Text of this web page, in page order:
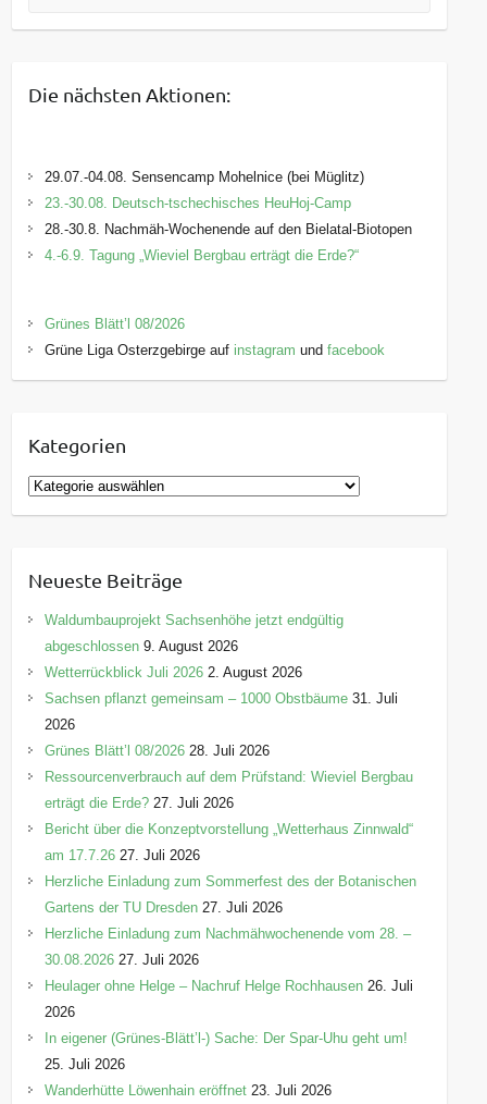
Die nächsten Aktionen:
29.07.-04.08. Sensencamp Mohelnice (bei Müglitz)
23.-30.08. Deutsch-tschechisches HeuHoj-Camp
28.-30.8. Nachmäh-Wochenende auf den Bielatal-Biotopen
4.-6.9. Tagung „Wieviel Bergbau erträgt die Erde?“
Grünes Blätt’l 08/2026
Grüne Liga Osterzgebirge auf instagram undfacebook
Kategorien
K
a
g
o
i
e
Neueste Beiträge
Waldumbauprojekt Sachsenhöhe jetzt endgültig
abgeschlossen 9. August 2026
Wetterrückblick Juli 2026 2. August 2026
Sachsen pflanzt gemeinsam – 1000 Obstbäume 31. Juli
2026
Grünes Blätt’l 08/2026 28. Juli 2026
Ressourcenverbrauch auf dem Prüfstand: Wieviel Bergbau
erträgt die Erde? 27. Juli 2026
Bericht über die Konzeptvorstellung „Wetterhaus Zinnwald“
am 17.7.26 27. Juli 2026
Herzliche Einladung zum Sommerfest des der Botanischen
Gartens der TU Dresden 27. Juli 2026
Herzliche Einladung zum Nachmähwochenende vom 28. –
30.08.2026 27. Juli 2026
Heulager ohne Helge – Nachruf Helge Rochhausen 26. Juli
2026
In eigener (Grünes-Blätt’l-) Sache: Der Spar-Uhu geht um!
25. Juli 2026
Wanderhütte Löwenhain eröffnet 23. Juli 2026